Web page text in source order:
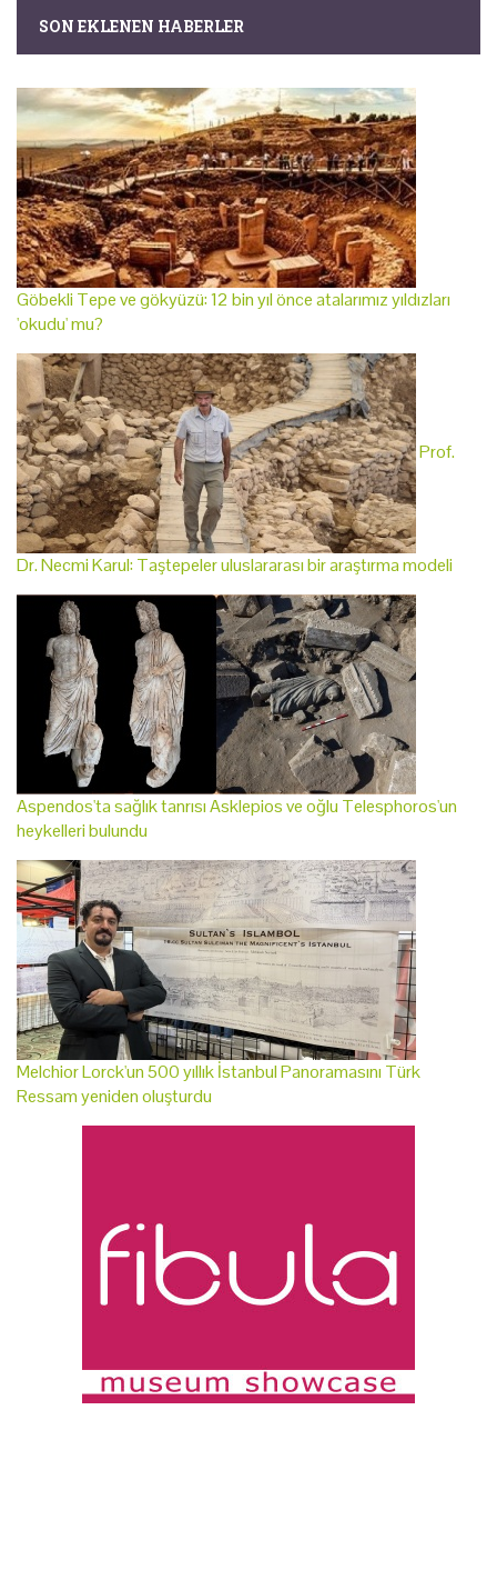
SON EKLENEN HABERLER
Göbekli Tepe ve gökyüzü: 12 bin yıl önce atalarımız yıldızları
'okudu' mu?
Prof.
Dr. Necmi Karul: Taştepeler uluslararası bir araştırma modeli
Aspendos'ta sağlık tanrısı Asklepios ve oğlu Telesphoros'un
heykelleri bulundu
Melchior Lorck'un 500 yıllık İstanbul Panoramasını Türk
Ressam yeniden oluşturdu